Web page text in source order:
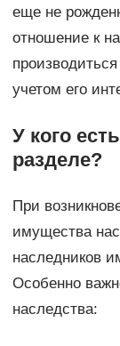
еще не
отношение к
учетом его
У кого
разделе?
При
имущества
наследников
Особенно
наследства: